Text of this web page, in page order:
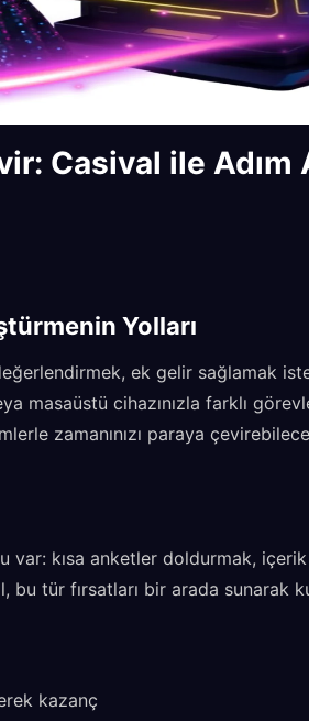
Casival ile Adım
Yolları
ek gelir sağlamak
masaüstü cihazınızla farklı
zamanınızı paraya
kısa anketler doldurmak,
tür fırsatları bir arada sunarak
kazanç